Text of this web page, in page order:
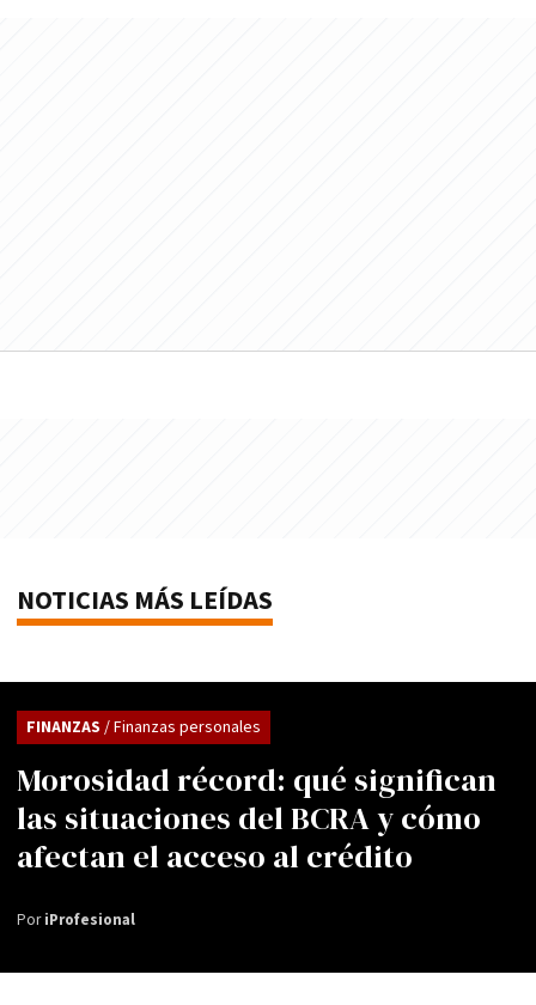
NOTICIAS MÁS LEÍDAS
Morosidad récord: qué significan
las situaciones del BCRA y cómo
afectan el acceso al crédito
FINANZAS / Finanzas personales
PoriProfesional